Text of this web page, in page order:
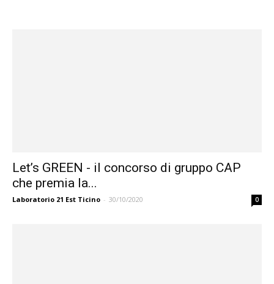
Let’s GREEN - il concorso di gruppo CAP
che premia la...
Laboratorio 21 Est Ticino - 30/10/2020 0